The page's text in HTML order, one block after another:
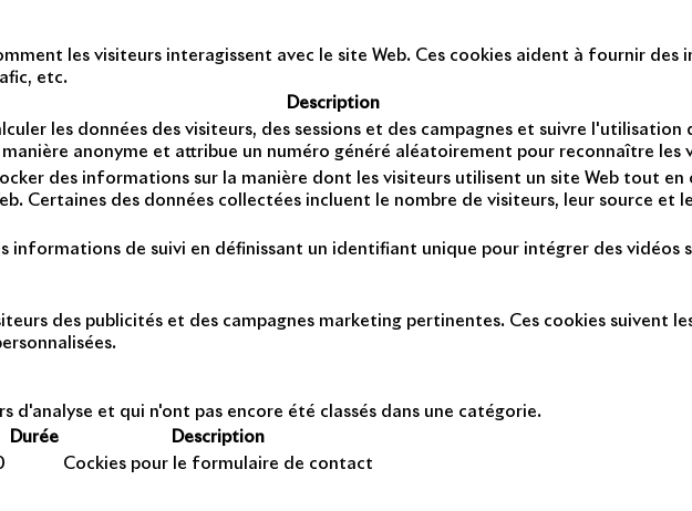
les visiteurs interagissent avec le site Web. Ces cookies aident à fournir des
etc.
Description
les données des visiteurs, des sessions et des campagnes et suivre
anonyme et attribue un numéro généré aléatoirement pour reconnaître les
des informations sur la manière dont les visiteurs utilisent un site Web tout
Certaines des données collectées incluent le nombre de visiteurs, leur source et
informations de suivi en définissant un identifiant unique pour intégrer des vidéos
des publicités et des campagnes marketing pertinentes. Ces cookies suivent
d'analyse et qui n'ont pas encore été classés dans une catégorie.
Durée
Description
Cockies pour le formulaire de contact